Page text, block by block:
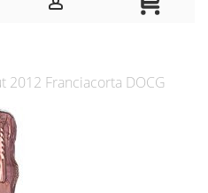
2012 Franciacorta DOCG